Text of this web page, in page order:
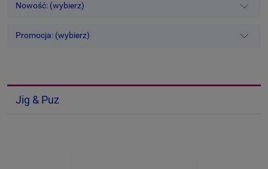
Nowość: (wybierz)
Promocja: (wybierz)
Jig & Puz